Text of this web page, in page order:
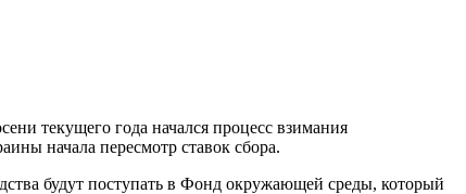
текущего года начался процесс взимания
начала пересмотр ставок сбора.
будут поступать в Фонд окружающей среды, который